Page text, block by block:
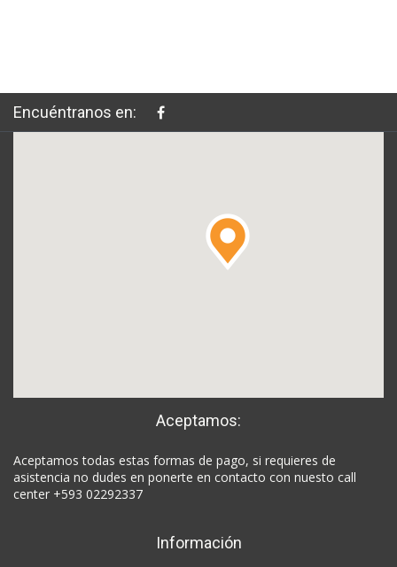
Encuéntranos en:
Aceptamos:
Aceptamos todas estas formas de pago, si requieres de
asistencia no dudes en ponerte en contacto con nuesto call
center +593 02292337
Información